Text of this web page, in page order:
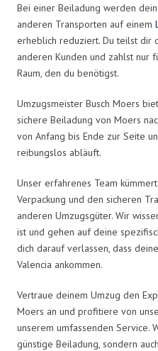
Bei einer Beiladung werden
anderen Transporten auf einem
erheblich reduziert. Du teilst dir
anderen Kunden und zahlst nur
Raum, den du benötigst.
Umzugsmeister Busch Moers
sichere Beiladung von Moers
von Anfang bis Ende zur Seite
reibungslos abläuft.
Unser erfahrenes Team
Verpackung und den sicheren
anderen Umzugsgüter. Wir
ist und gehen auf deine
dich darauf verlassen, dass
Valencia ankommen.
Vertraue deinem Umzug den
Moers an und profitiere von
unserem umfassenden Service.
günstige Beiladung, sondern